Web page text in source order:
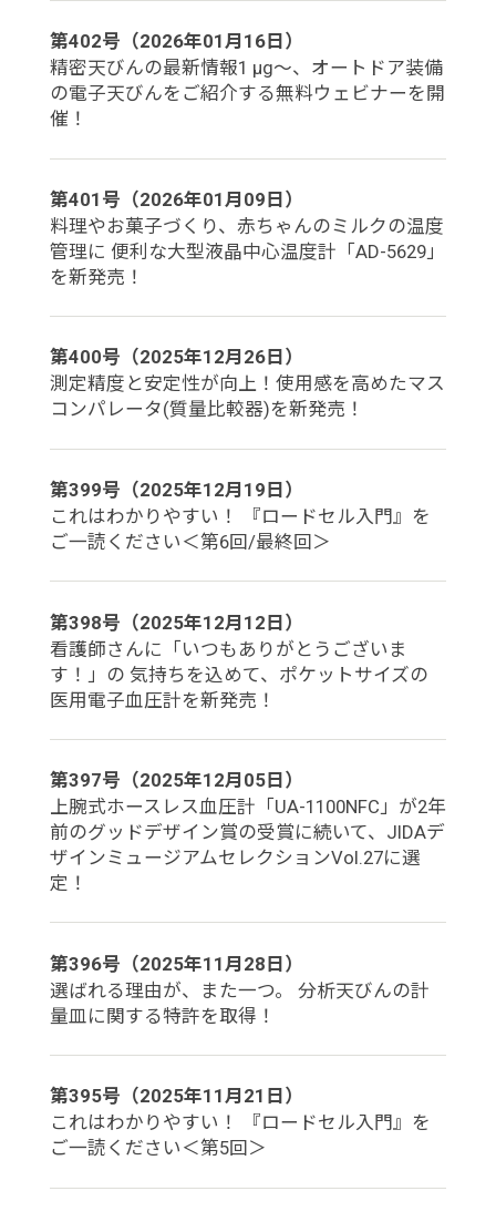
第402号（2026年01月16日）
精密天びんの最新情報1 μg～、オートドア装備
の電子天びんをご紹介する無料ウェビナーを開
催！
第401号（2026年01月09日）
料理やお菓子づくり、赤ちゃんのミルクの温度
管理に 便利な大型液晶中心温度計「AD-5629」
を新発売！
第400号（2025年12月26日）
測定精度と安定性が向上！使用感を高めたマス
コンパレータ(質量比較器)を新発売！
第399号（2025年12月19日）
これはわかりやすい！ 『ロードセル入門』を
ご一読ください＜第6回/最終回＞
第398号（2025年12月12日）
看護師さんに「いつもありがとうございま
す！」の 気持ちを込めて、ポケットサイズの
医用電子血圧計を新発売！
第397号（2025年12月05日）
上腕式ホースレス血圧計「UA-1100NFC」が2年
前のグッドデザイン賞の受賞に続いて、JIDAデ
ザインミュージアムセレクションVol.27に選
定！
第396号（2025年11月28日）
選ばれる理由が、また一つ。 分析天びんの計
量皿に関する特許を取得！
第395号（2025年11月21日）
これはわかりやすい！ 『ロードセル入門』を
ご一読ください＜第5回＞